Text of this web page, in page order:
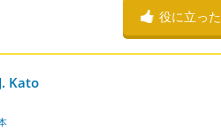
役に立った
Kato